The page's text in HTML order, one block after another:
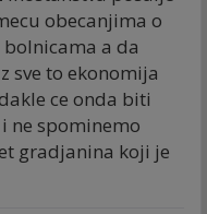
obecanjima o
a da
sve to ekonomija
ce onda biti
ne spominemo
gradjanina koji je